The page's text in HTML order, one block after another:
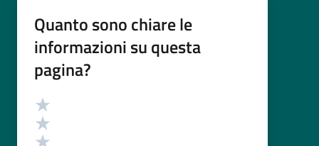
Quanto sono chiare le
informazioni su questa
pagina?
Valutazione